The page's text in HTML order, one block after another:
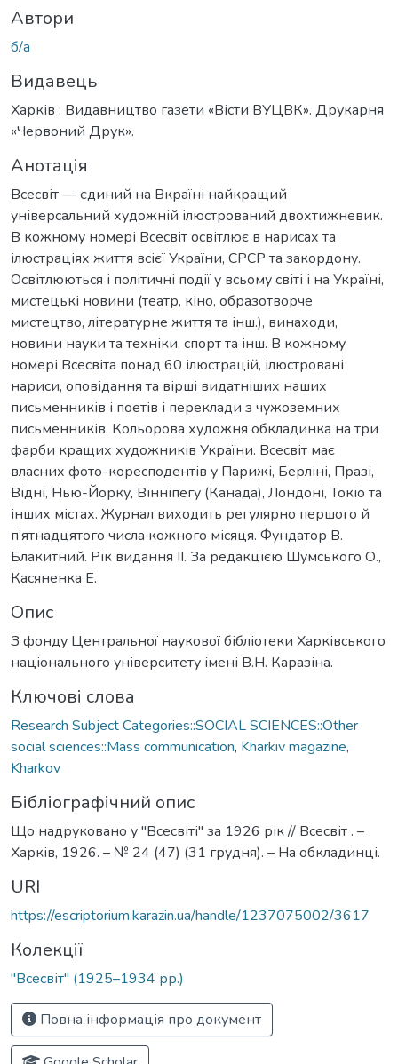
Автори
б/а
Видавець
Харків : Видавництво газети «Вісти ВУЦВК». Друкарня
«Червоний Друк».
Анотація
Всесвіт — єдиний на Вкраїні найкращий
універсальний художній ілюстрований двохтижневик.
В кожному номері Всесвіт освітлює в нарисах та
ілюстраціях життя всієї України, СРСР та закордону.
Освітлюються і політичні події у всьому світі і на Україні,
мистецькі новини (театр, кіно, образотворче
мистецтво, літературне життя та інш.), винаходи,
новини науки та техніки, спорт та інш. В кожному
номері Всесвіта понад 60 ілюстрацій, ілюстровані
нариси, оповідання та вірші видатніших наших
письменників і поетів і переклади з чужоземних
письменників. Кольорова художня обкладинка на три
фарби кращих художників України. Всесвіт має
власних фото-коресподентів у Парижі, Берліні, Празі,
Відні, Нью-Йорку, Вінніпегу (Канада), Лондоні, Токіо та
інших містах. Журнал виходить регулярно першого й
п’ятнадцятого числа кожного місяця. Фундатор В.
Блакитний. Рік видання ІІ. За редакцією Шумського О.,
Касяненка Е.
Опис
З фонду Центральної наукової бібліотеки Харківського
національного університету імені В.Н. Каразіна.
Ключові слова
Research Subject Categories::SOCIAL SCIENCES::Other
social sciences::Mass communication, Kharkiv magazine,
Kharkоv
Бібліографічний опис
Що надруковано у "Всесвіті" за 1926 рік // Всесвіт . –
Харків, 1926. – № 24 (47) (31 грудня). – На обкладинці.
URI
https://escriptorium.karazin.ua/handle/1237075002/3617
Колекції
"Всесвіт" (1925–1934 рр.)
Повна інформація про документ